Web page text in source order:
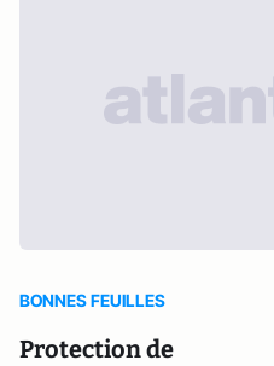
BONNES FEUILLES
Protection de